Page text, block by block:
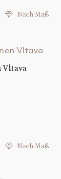
Nach Maß
Vltava
Nach Maß